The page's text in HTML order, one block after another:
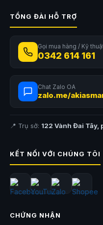
TỔNG ĐÀI HỖ TRỢ
Gọi mua hàng / Kỹ
0342 614 161
Chat Zalo OA
zalo.me/
📍 Trụ sở: 122 Vành Đai Tây,
KẾT NỐI VỚI CHÚNG TÔI
CHỨNG NHẬN